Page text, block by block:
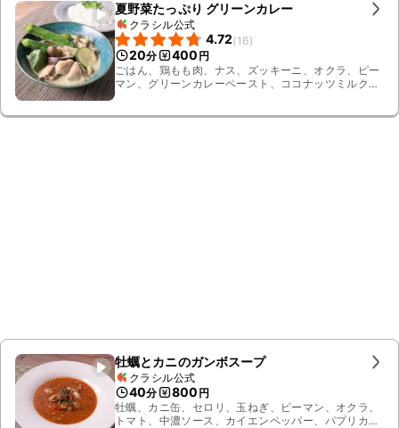
夏野菜たっぷり グリーンカレー
クラシル公式
4.72(16)
20分 400 円
ごはん、鶏もも肉、ナス、ズッキーニ、オクラ、ピー
マン、グリーンカレーペースト、ココナッツミルク、
牡蠣とカニのガンボスープ
クラシル公式
40分 800 円
牡蠣、カニ缶、セロリ、玉ねぎ、ピーマン、オクラ、
トマト、中濃ソース、カイエンペッパー、パプリカパ